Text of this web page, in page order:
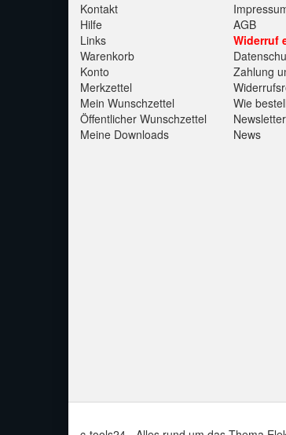
Kontakt
Hilfe
Links
Warenkorb
Konto
Merkzettel
Mein Wunschzettel
Öffentlicher Wunschzettel
Meine Downloads
AGB
Widerruf
Zahlung
Wie
Newsletter
News